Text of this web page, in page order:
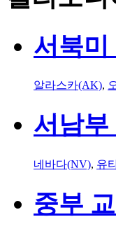
서북미
알라스카(AK),
서남부
네바다(NV), 유
중부